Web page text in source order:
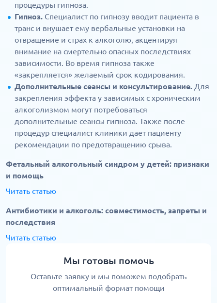
процедуры гипноза.
Гипноз. Специалист по гипнозу вводит пациента в
транс и внушает ему вербальные установки на
отвращение и страх к алкоголю, акцентируя
внимание на смертельно опасных последствиях
зависимости. Во время гипноза также
«закрепляется» желаемый срок кодирования.
Дополнительные сеансы и консультирование. Для
закрепления эффекта у зависимых с хроническим
алкоголизмом могут потребоваться
дополнительные сеансы гипноза. Также после
процедур специалист клиники дает пациенту
рекомендации по предотвращению срыва.
Фетальный алкогольный синдром у детей: признаки
и помощь
Читать статью
Антибиотики и алкоголь: совместимость, запреты и
последствия
Читать статью
Мы готовы помочь
Оставьте заявку и мы поможем подобрать
оптимальный формат помощи